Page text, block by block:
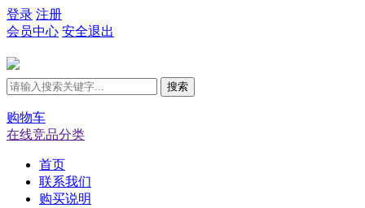
登录 注册
会员中心 安全退出
搜索
购物车
在线竞品分类
首页
联系我们
购买说明